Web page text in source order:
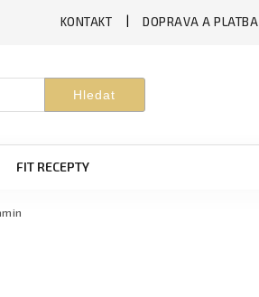
KONTAKT DOPRAVA A PLATBA
Hledat
FIT RECEPTY